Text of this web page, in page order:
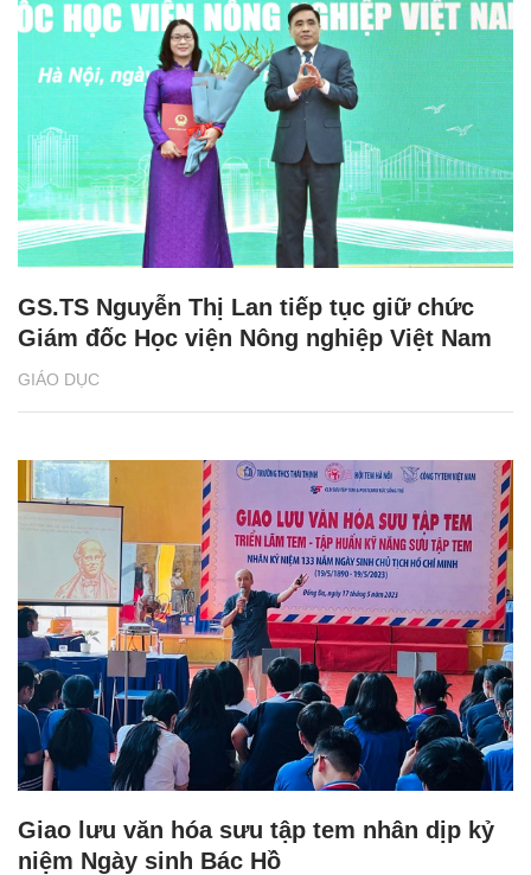
GIÁO DỤC
GS.TS Nguyễn Thị Lan tiếp tục giữ chức
Giám đốc Học viện Nông nghiệp Việt Nam
Giao lưu văn hóa sưu tập tem nhân dịp kỷ
niệm Ngày sinh Bác Hồ